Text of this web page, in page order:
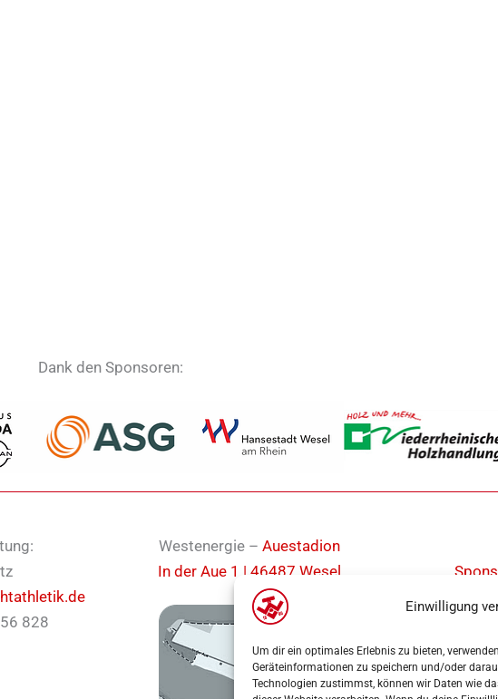
Einwilligung
Um dir ein optimales Erlebnis zu bieten,
Geräteinformationen zu speichern und/oder
Technologien zustimmst, können wir Daten wie
Dank den Sponsoren:
828
Westenergie – Auestadion
In der Aue 1 | 46487 Wesel